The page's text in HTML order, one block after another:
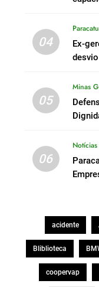
04
Paracatu
Ex-
05
Minas
06
Notícias
acidente
Bliblioteca
coopervap